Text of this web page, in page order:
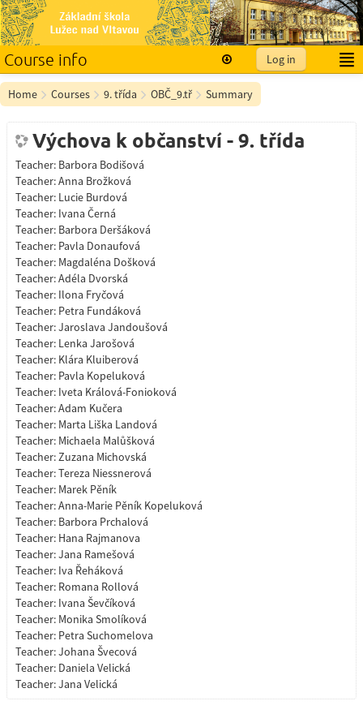
Course info
Log in
English ‎(en)‎
Home Courses 9. třída OBČ_9.tř Summary
Výchova k občanství - 9. třída
Teacher: Barbora Bodišová
Teacher:Anna Brožková
Teacher: Lucie Burdová
Teacher: Ivana Černá
Teacher: Barbora Deršáková
Teacher: Pavla Donaufová
Teacher: Magdaléna Došková
Teacher:Adéla Dvorská
Teacher: Ilona Fryčová
Teacher: Petra Fundáková
Teacher:Jaroslava Jandoušová
Teacher: Lenka Jarošová
Teacher: Klára Kluiberová
Teacher: Pavla Kopeluková
Teacher: Iveta Králová-Fonioková
Teacher:Adam Kučera
Teacher: Marta Liška Landová
Teacher: Michaela Malůšková
Teacher:Zuzana Michovská
Teacher:Tereza Niessnerová
Teacher: Marek Pěník
Teacher:Anna-Marie Pěník Kopeluková
Teacher: Barbora Prchalová
Teacher: Hana Rajmanova
Teacher:Jana Ramešová
Teacher: Iva Řeháková
Teacher: Romana Rollová
Teacher: Ivana Ševčíková
Teacher: Monika Smolíková
Teacher: Petra Suchomelova
Teacher:Johana Švecová
Teacher: Daniela Velická
Teacher:Jana Velická